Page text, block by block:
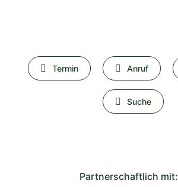
Termin Anruf
Suche
Partnerschaftlich mit: